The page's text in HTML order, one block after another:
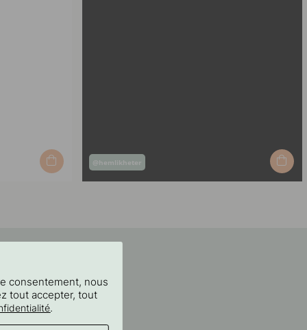
Post
published
@hemlikheter
consentement, nous
tout accepter, tout
.